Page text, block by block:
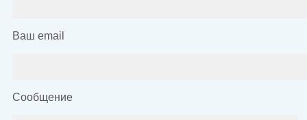
Ваш email
Сообщение